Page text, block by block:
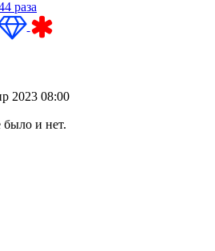
раза
2023 08:00
и нет.